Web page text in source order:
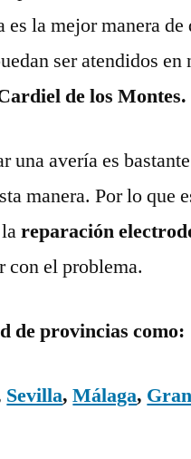
la mejor manera de
ser atendidos
de los Montes.
avería es
manera. Por lo que
reparación
con el problema.
de provincias como:
Sevilla,Málaga,